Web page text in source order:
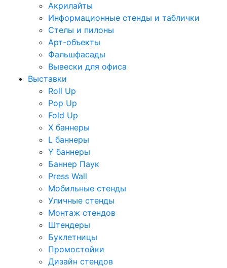
Акрилайты
Информационные стенды и таблички
Стелы и пилоны
Арт-объекты
Фальшфасады
Вывески для офиса
Выставки
Roll Up
Pop Up
Fold Up
Х баннеры
L баннеры
Y баннеры
Баннер Паук
Press Wall
Мобильные стенды
Уличные стенды
Монтаж стендов
Штендеры
Буклетницы
Промостойки
Дизайн стендов